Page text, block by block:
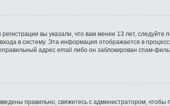
вы указали, что вам менее 13 лет, следуйте
в систему. Эта информация отображается в
адрес email либо он заблокирован спам-
правильно, свяжитесь с администратором, чтобы